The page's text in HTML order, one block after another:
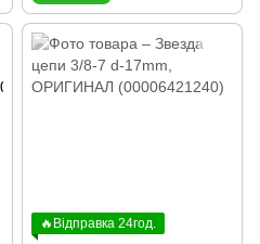
🔥Відправка 24год.